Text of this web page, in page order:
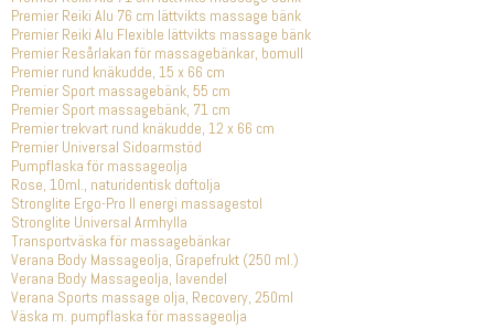
Premier Reiki Alu 76 cm lättvikts massage bänk
Premier Reiki Alu Flexible lättvikts massage bänk
Premier Resårlakan för massagebänkar, bomull
Premier rund knäkudde, 15 x 66 cm
Premier Sport massagebänk, 55 cm
Premier Sport massagebänk, 71 cm
Premier trekvart rund knäkudde, 12 x 66 cm
Premier Universal Sidoarmstöd
Pumpflaska för massageolja
Rose, 10ml., naturidentisk doftolja
Stronglite Ergo-Pro II energi massagestol
Stronglite Universal Armhylla
Transportväska för massagebänkar
Verana Body Massageolja, Grapefrukt (250 ml.)
Verana Body Massageolja, lavendel
Verana Sports massage olja, Recovery, 250ml
Väska m. pumpflaska för massageolja